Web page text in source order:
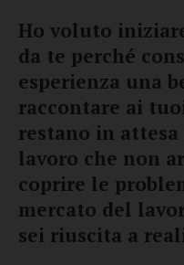
Ho voluto
da te perché
esperienza una
raccontare ai
restano in
lavoro che non
coprire le
mercato del
sei riuscita a